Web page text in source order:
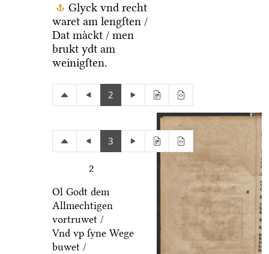
Glyck vnd recht
waret am lengſten /
Dat maͤckt / men
brukt ydt am
weinigſten.
2
3
2
Ol Godt dem
Allmechtigen
vortruwet /
Vnd vp ſyne Wege
buwet /